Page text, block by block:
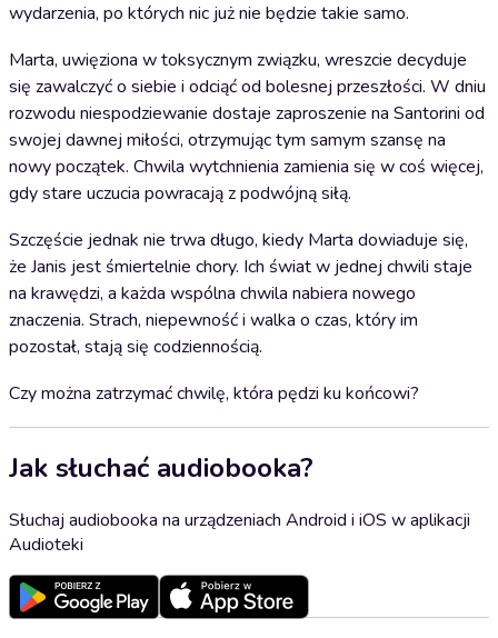
wydarzenia, po których nic już nie będzie takie samo.
Marta, uwięziona w toksycznym związku, wreszcie decyduje
się zawalczyć o siebie i odciąć od bolesnej przeszłości. W dniu
rozwodu niespodziewanie dostaje zaproszenie na Santorini od
swojej dawnej miłości, otrzymując tym samym szansę na
nowy początek. Chwila wytchnienia zamienia się w coś więcej,
gdy stare uczucia powracają z podwójną siłą.
Szczęście jednak nie trwa długo, kiedy Marta dowiaduje się,
że Janis jest śmiertelnie chory. Ich świat w jednej chwili staje
na krawędzi, a każda wspólna chwila nabiera nowego
znaczenia. Strach, niepewność i walka o czas, który im
pozostał, stają się codziennością.
Czy można zatrzymać chwilę, która pędzi ku końcowi?
Jak słuchać audiobooka?
Słuchaj audiobooka na urządzeniach Android i iOS w aplikacji
Audioteki